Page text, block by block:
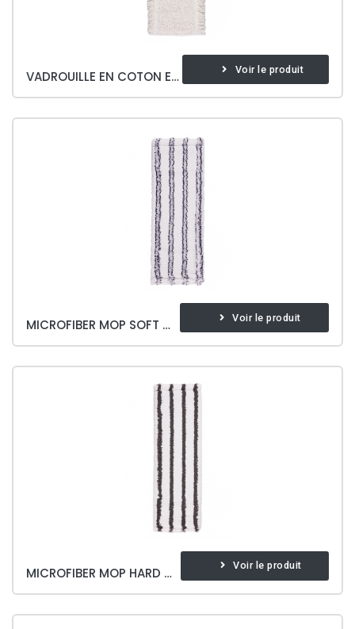
VADROUILLE EN COTON EXTRÊME Voir le produit
MICROFIBER MOP SOFT & BRITE Voir le produit
MICROFIBER MOP HARD & BRITE Voir le produit